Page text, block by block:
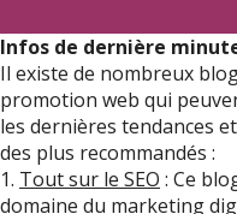
Infos de dernière
Il existe de nombreux
promotion web qui
les dernières tendances
des plus recommandés :
1. Tout sur le SEO : Ce
domaine du marketing